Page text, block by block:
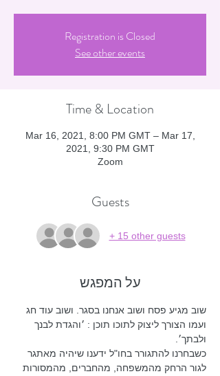
Registration is Closed
See other events
Time & Location
Mar 16, 2021, 8:00 PM GMT – Mar 17,
2021, 9:30 PM GMT
Zoom
Guests
+ 15 other guests
על המפגש
שוב מגיע פסח ושוב אנחנו בסגר. ושוב עוד חג
ועמו הצורך ליצוק לתוכו תוכן : ׳והגדת לבנך
ולבתך׳.
כשבחרנו להתגורר בחו"ל ידענו שיהיה מאתגר
לגור הרחק מהמשפחה, מהחברים, מהמסורות